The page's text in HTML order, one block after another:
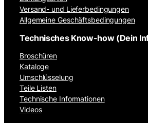
Versand- und Lieferbedingungen
Allgemeine Geschäftsbedingungen
Technisches Know-how (Dein
Broschüren
Kataloge
Umschlüsselung
Teile Listen
Technische Informationen
Videos